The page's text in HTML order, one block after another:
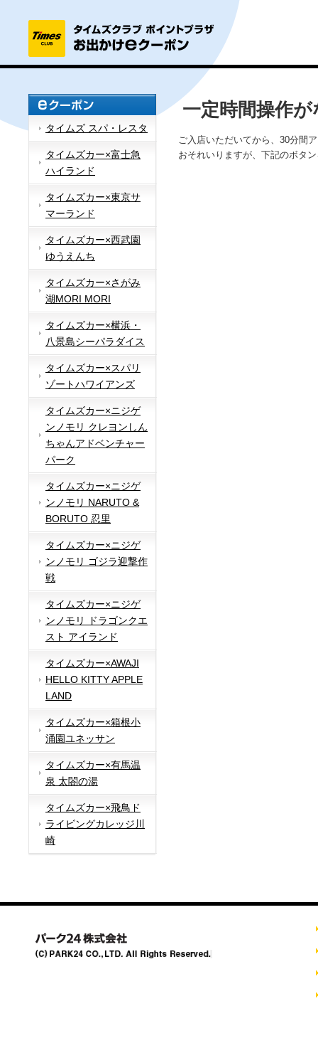
タイムズ スパ・レスタ
タイムズカー×富士急
ハイランド
タイムズカー×東京サ
マーランド
タイムズカー×西武園
ゆうえんち
タイムズカー×さがみ
湖MORI MORI
タイムズカー×横浜・
八景島シーパラダイス
タイムズカー×スパリ
ゾートハワイアンズ
タイムズカー×ニジゲ
ンノモリ クレヨンしん
ちゃんアドベンチャー
パーク
タイムズカー×ニジゲ
ンノモリ NARUTO &
BORUTO 忍里
タイムズカー×ニジゲ
ンノモリ ゴジラ迎撃作
戦
タイムズカー×ニジゲ
ンノモリ ドラゴンクエ
スト アイランド
タイムズカー×AWAJI
HELLO KITTY APPLE
LAND
タイムズカー×箱根小
涌園ユネッサン
タイムズカー×有馬温
泉 太閤の湯
タイムズカー×飛鳥ド
ライビングカレッジ川
崎
一定時間操作
ご入店いただいてから、30分間
おそれいりますが、下記のボタ